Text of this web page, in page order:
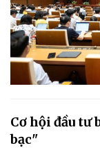
Cơ hội đầu
bạc"